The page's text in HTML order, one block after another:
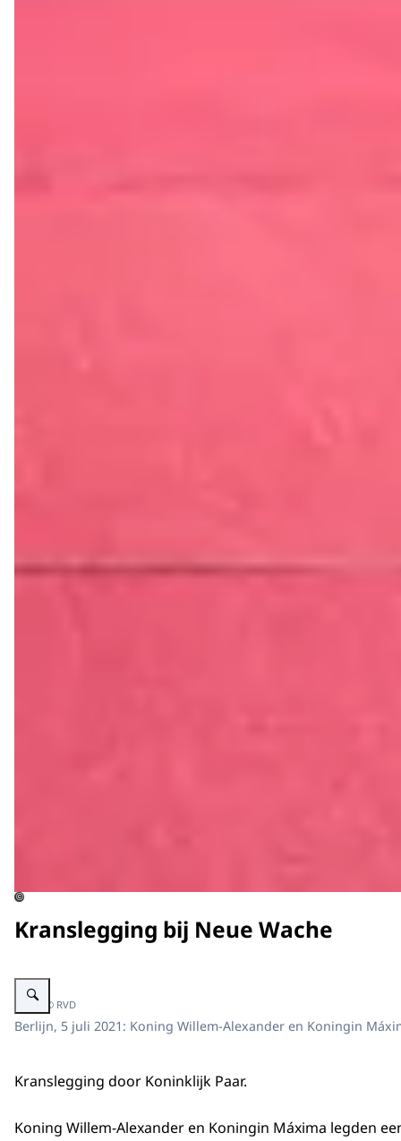
©
Kranslegging bij Neue Wache
Vergroot afbeelding Koninklijk Paar legt krans bij Neue Wache
Beeld: © RVD
Berlijn, 5 juli 2021: Koning Willem-Alexander en Koningin
Kranslegging door Koninklijk Paar.
Koning Willem-Alexander en Koningin Máxima legden